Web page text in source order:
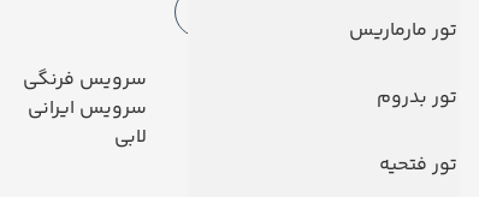
تور مارماریس
تور بدروم
تور فتحیه
کافی شاپ
سرویس فرنگی
سرویس ایرانی
لابی
دیدگاه کاربران